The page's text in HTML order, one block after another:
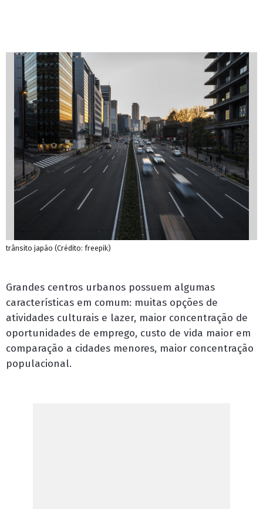
trânsito japão (Crédito: freepik)
Grandes centros urbanos possuem algumas
características em comum: muitas opções de
atividades culturais e lazer, maior concentração de
oportunidades de emprego, custo de vida maior em
comparação a cidades menores, maior concentração
populacional.